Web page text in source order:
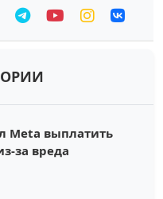
Meta выплатить
за вреда